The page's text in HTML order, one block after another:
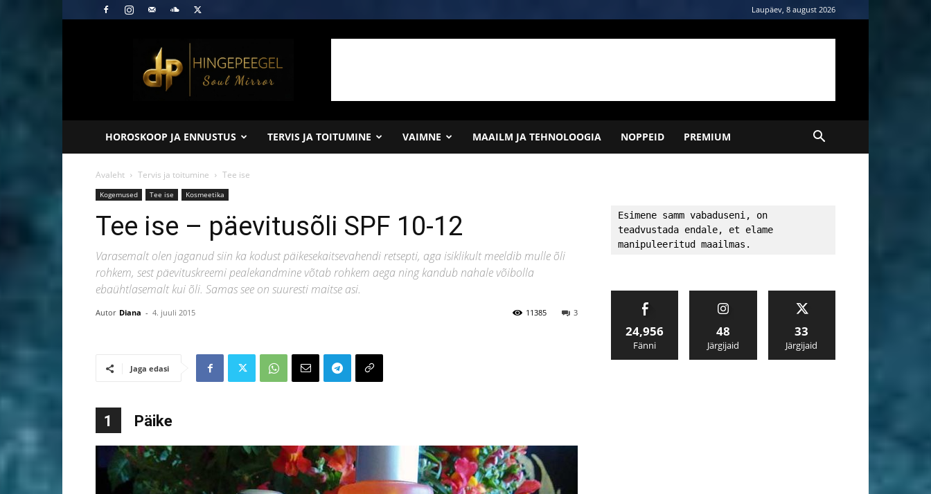
Laupäev, 8 august 2026
Hingepeegel
HOROSKOOP JA ENNUSTUS TERVIS JA TOITUMINE VAIMNE MAAILM JA TEHNOLOOGIA NOPPEID PREMIUM
Avaleht Tervis ja toitumine Tee ise
Kogemused Tee ise Kosmeetika
Tee ise – päevitusõli SPF 10-12
Varasemalt olen jaganud siin ka kodust päikesekaitsevahendi retsepti, aga isiklikult meeldib mulle õli
rohkem, sest päevituskreemi pealekandmine võtab rohkem aega ning kandub nahale võibolla
ebaühtlasemalt kui õli. Samas see on suuresti maitse asi.
Autor Diana - 4. juuli 2015 3
11385
Jaga edasi
1 Päike
Esimene samm vabaduseni, on
teadvustada endale, et elame
manipuleeritud maailmas.
24,956
Fänni
48
Järgijaid
33
Järgijaid